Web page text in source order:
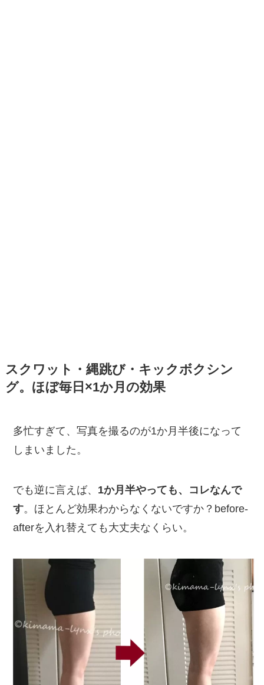
スクワット・縄跳び・キックボクシン
グ。ほぼ毎日×1か月の効果
多忙すぎて、写真を撮るのが1か月半後になって
しまいました。
でも逆に言えば、 1か月半やっても、コレなんで
す。ほとんど効果わからなくないですか？before-
afterを入れ替えても大丈夫なくらい。